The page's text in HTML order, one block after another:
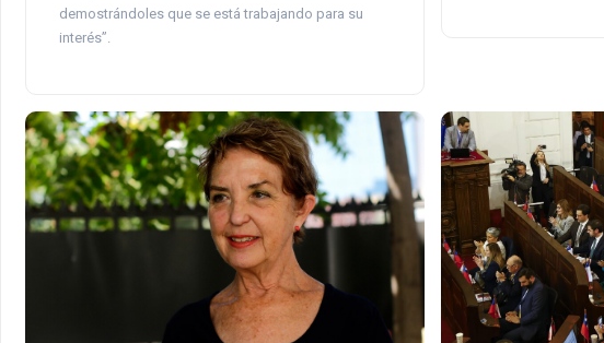
demostrándoles que se está trabajando para su
interés”.